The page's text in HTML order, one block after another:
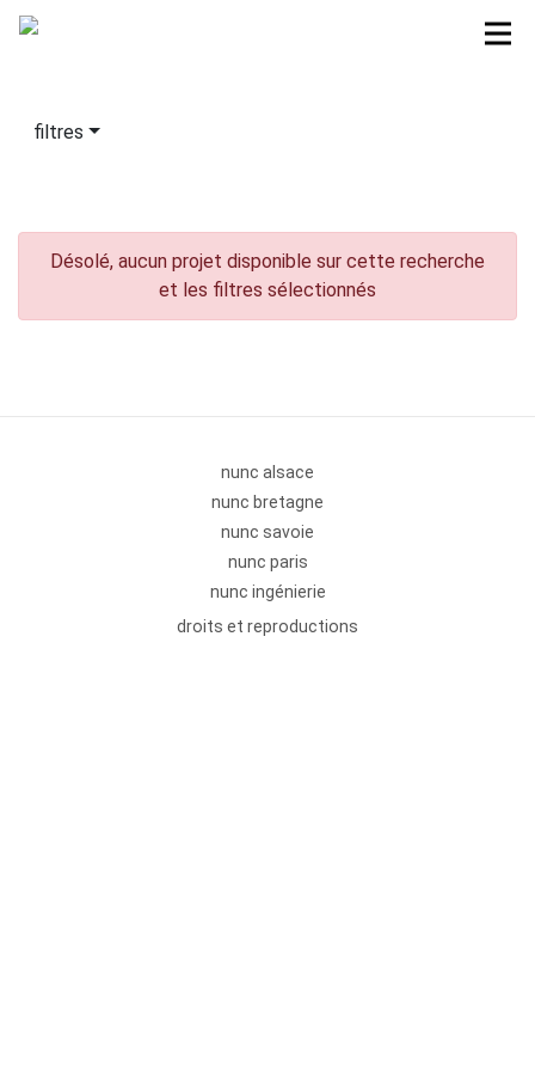
filtres
Désolé, aucun projet disponible sur cette recherche
et les filtres sélectionnés
nunc alsace
nunc bretagne
nunc savoie
nunc paris
nunc ingénierie
droits et reproductions